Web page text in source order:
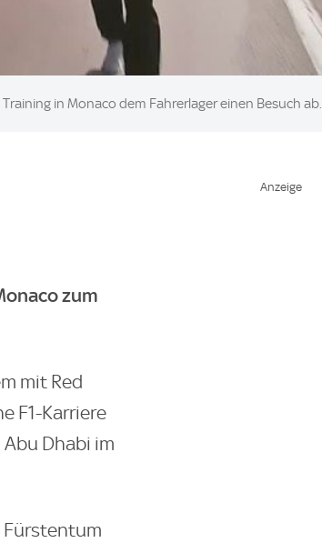
in Monaco dem Fahrerlager einen Besuch ab.
zum
mit Red
F1-Karriere
Dhabi im
Fürstentum